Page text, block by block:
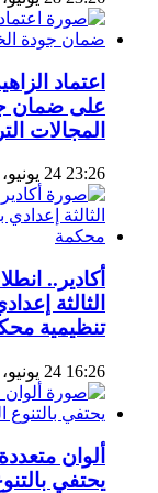
اعتماد
على ضمان
المجالات
23:26 24 يونيو، 2026
أكادير..
الثالثة
تنظيمية
16:26 24 يونيو، 2026
ألوان
يحتفي